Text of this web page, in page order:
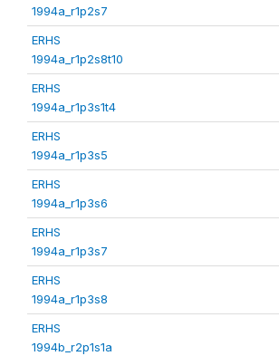
1994a_r1p2s7
ERHS
1994a_r1p2s8t10
ERHS
1994a_r1p3s1t4
ERHS
1994a_r1p3s5
ERHS
1994a_r1p3s6
ERHS
1994a_r1p3s7
ERHS
1994a_r1p3s8
ERHS
1994b_r2p1s1a